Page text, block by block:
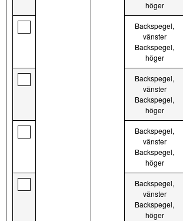
höger
Backspegel,
vänster
Backspegel,
höger
Backspegel,
vänster
Backspegel,
höger
Backspegel,
vänster
Backspegel,
höger
Backspegel,
vänster
Backspegel,
höger